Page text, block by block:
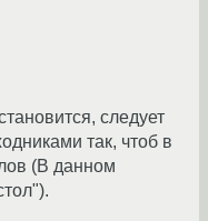
следует
так, чтоб в
(В данном